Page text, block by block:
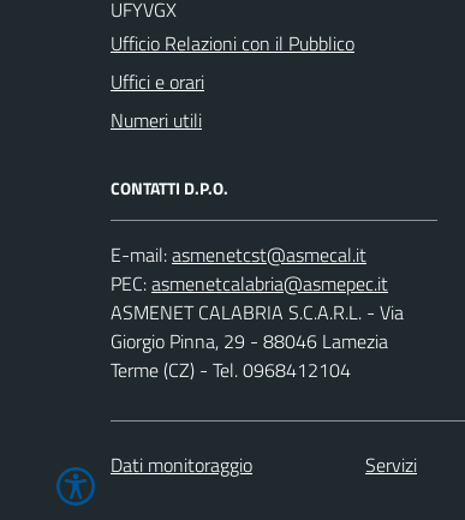
UFYVGX
Ufficio Relazioni con il Pubblico
Uffici e orari
Numeri utili
CONTATTI D.P.O.
E-mail:
PEC:
ASMENET CALABRIA S.C.A.R.L. - Via
Giorgio Pinna, 29 - 88046 Lamezia
Terme (CZ) - Tel. 0968412104
Dati monitoraggio Servizi